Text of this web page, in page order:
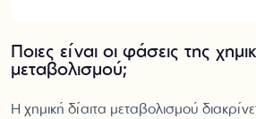
Ποιες είναι οι φάσεις της
μεταβολισμού;
Η χημική δίαιτα μεταβολισμού